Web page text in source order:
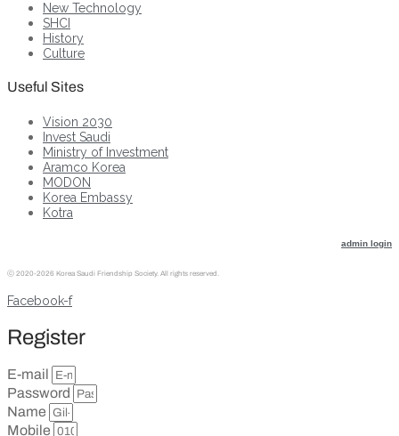
New Technology
SHCI
History
Culture
Useful Sites
Vision 2030
Invest Saudi
Ministry of Investment
Aramco Korea
MODON
Korea Embassy
Kotra
admin login
ⓒ 2020-2026 Korea Saudi Friendship Society. All rights reserved.
Facebook-f
Register
E-mail
Password
Name
Mobile